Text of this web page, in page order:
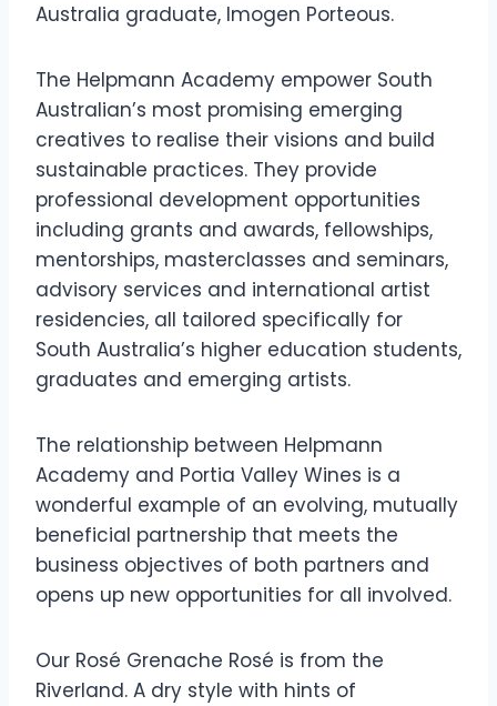
Australia graduate, Imogen Porteous.
The Helpmann Academy empower South
Australian’s most promising emerging
creatives to realise their visions and build
sustainable practices. They provide
professional development opportunities
including grants and awards, fellowships,
mentorships, masterclasses and seminars,
advisory services and international artist
residencies, all tailored specifically for
South Australia’s higher education students,
graduates and emerging artists.
The relationship between Helpmann
Academy and Portia Valley Wines is a
wonderful example of an evolving, mutually
beneficial partnership that meets the
business objectives of both partners and
opens up new opportunities for all involved.
Our Rosé Grenache Rosé is from the
Riverland. A dry style with hints of